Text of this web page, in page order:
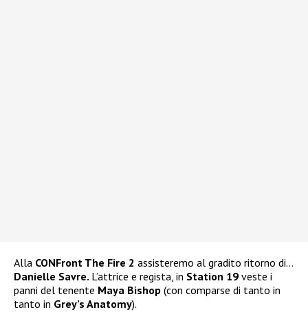
Alla CONFront The Fire 2 assisteremo al gradito ritorno di…
Danielle Savre. L’attrice e regista, in Station 19 veste i
panni del tenente Maya Bishop (con comparse di tanto in
tanto in Grey’s Anatomy).